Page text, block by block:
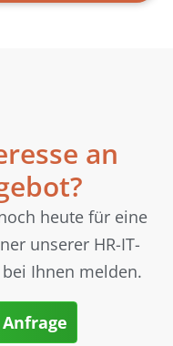
an
heute für eine
unserer HR-IT-
Ihnen melden.